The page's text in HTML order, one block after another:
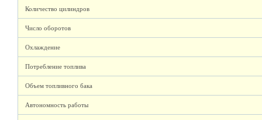
Количество цилиндров
Число оборотов
Охлаждение
Потребление топлива
Объем топливного бака
Автономность работы